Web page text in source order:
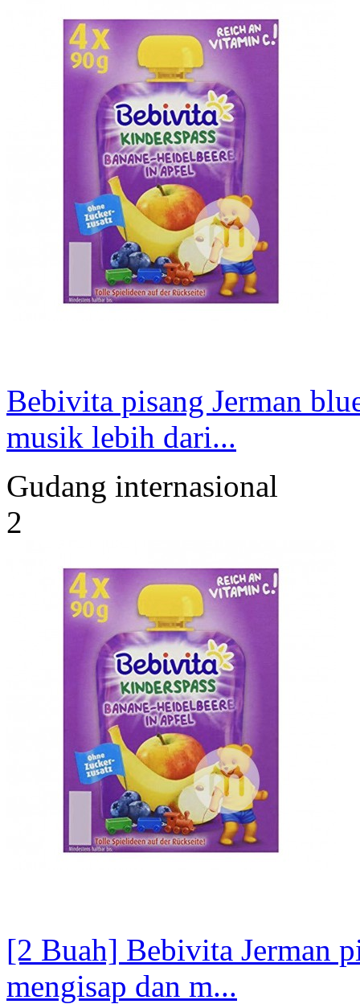
Bebivita pisang Jerman
musik lebih dari...
Gudang internasional
2
[2 Buah] Bebivita Jerman
mengisap dan m...